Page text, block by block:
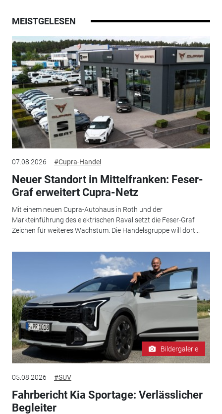
MEISTGELESEN
07.08.2026 #Cupra-Handel
Neuer Standort in Mittelfranken: Feser-
Graf erweitert Cupra-Netz
Mit einem neuen Cupra-Autohaus in Roth und der
Markteinführung des elektrischen Raval setzt die Feser-Graf
Zeichen für weiteres Wachstum. Die Handelsgruppe will dort...
Bildergalerie
05.08.2026 #SUV
Fahrbericht Kia Sportage: Verlässlicher
Begleiter